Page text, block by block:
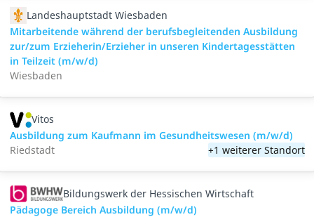
Landeshauptstadt Wiesbaden
Mitarbeitende während der berufsbegleitenden Ausbildung
zur/zum Erzieherin/Erzieher in unseren Kindertagesstätten
in Teilzeit (m/w/d)
Wiesbaden
Vitos
Ausbildung zum Kaufmann im Gesundheitswesen (m/w/d)
Riedstadt
+1 weiterer Standort
Bildungswerk der Hessischen Wirtschaft
Pädagoge Bereich Ausbildung (m/w/d)